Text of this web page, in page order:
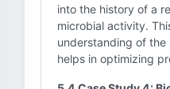
into the history of a
microbial activity.
understanding of the
helps in optimizing